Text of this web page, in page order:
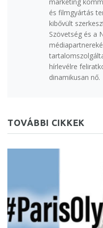
marketing
és filmgyártás
kibővült
Szövetség és a
hírlevélre
dinamikusan nő.
TOVÁBBI CIKKEK